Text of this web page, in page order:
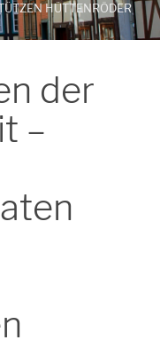
HÜTTENRÖDER
der
–